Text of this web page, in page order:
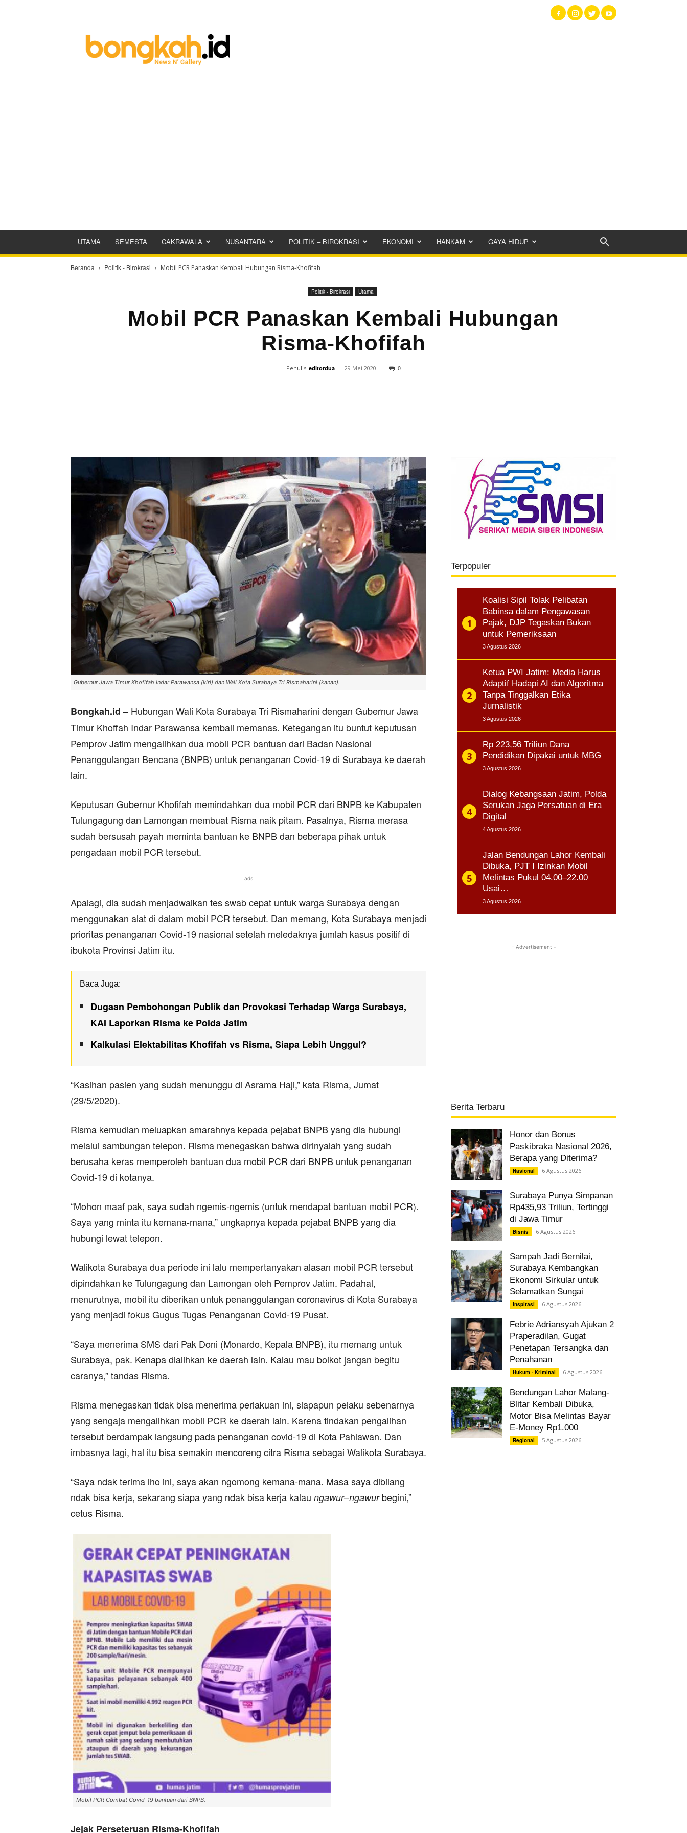
UTAMA SEMESTA CAKRAWALA NUSANTARA POLITIK – BIROKRASI EKONOMI HANKAM GAYA HIDUP
Beranda Politik - Birokrasi Mobil PCR Panaskan Kembali Hubungan Risma-Khofifah
Politik - Birokrasi Utama
Mobil PCR Panaskan Kembali Hubungan
Risma-Khofifah
Penulis editordua - 29 Mei 2020 0
Gubernur Jawa Timur Khofifah Indar Parawansa (kiri) dan Wali Kota Surabaya Tri Rismaharini (kanan).
Bongkah.id – Hubungan Wali Kota Surabaya Tri Rismaharini dengan Gubernur Jawa
Timur Khoffah Indar Parawansa kembali memanas. Ketegangan itu buntut keputusan
Pemprov Jatim mengalihkan dua mobil PCR bantuan dari Badan Nasional
Penanggulangan Bencana (BNPB) untuk penanganan Covid-19 di Surabaya ke daerah
lain.
Keputusan Gubernur Khofifah memindahkan dua mobil PCR dari BNPB ke Kabupaten
Tulungagung dan Lamongan membuat Risma naik pitam. Pasalnya, Risma merasa
sudah bersusah payah meminta bantuan ke BNPB dan beberapa pihak untuk
pengadaan mobil PCR tersebut.
ads
Apalagi, dia sudah menjadwalkan tes swab cepat untuk warga Surabaya dengan
menggunakan alat di dalam mobil PCR tersebut. Dan memang, Kota Surabaya menjadi
prioritas penanganan Covid-19 nasional setelah meledaknya jumlah kasus positif di
ibukota Provinsi Jatim itu.
Baca Juga:
Dugaan Pembohongan Publik dan Provokasi Terhadap Warga Surabaya,
KAI Laporkan Risma ke Polda Jatim
Kalkulasi Elektabilitas Khofifah vs Risma, Siapa Lebih Unggul?
“Kasihan pasien yang sudah menunggu di Asrama Haji,” kata Risma, Jumat
(29/5/2020).
Risma kemudian meluapkan amarahnya kepada pejabat BNPB yang dia hubungi
melalui sambungan telepon. Risma menegaskan bahwa dirinyalah yang sudah
berusaha keras memperoleh bantuan dua mobil PCR dari BNPB untuk penanganan
Covid-19 di kotanya.
“Mohon maaf pak, saya sudah ngemis-ngemis (untuk mendapat bantuan mobil PCR).
Saya yang minta itu kemana-mana,” ungkapnya kepada pejabat BNPB yang dia
hubungi lewat telepon.
Walikota Surabaya dua periode ini lalu mempertanyakan alasan mobil PCR tersebut
dipindahkan ke Tulungagung dan Lamongan oleh Pemprov Jatim. Padahal,
menurutnya, mobil itu diberikan untuk penanggulangan coronavirus di Kota Surabaya
yang menjadi fokus Gugus Tugas Penanganan Covid-19 Pusat.
“Saya menerima SMS dari Pak Doni (Monardo, Kepala BNPB), itu memang untuk
Surabaya, pak. Kenapa dialihkan ke daerah lain. Kalau mau boikot jangan begitu
caranya,” tandas Risma.
Risma menegaskan tidak bisa menerima perlakuan ini, siapapun pelaku sebenarnya
yang sengaja mengalihkan mobil PCR ke daerah lain. Karena tindakan pengalihan
tersebut berdampak langsung pada penanganan covid-19 di Kota Pahlawan. Dan
imbasnya lagi, hal itu bisa semakin mencoreng citra Risma sebagai Walikota Surabaya.
“Saya ndak terima lho ini, saya akan ngomong kemana-mana. Masa saya dibilang
ndak bisa kerja, sekarang siapa yang ndak bisa kerja kalau ngawur–ngawurbegini,”
cetus Risma.
Mobil PCR Combat Covid-19 bantuan dari BNPB.
Jejak Perseteruan Risma-Khofifah
Terpopuler
Koalisi Sipil Tolak Pelibatan
Babinsa dalam Pengawasan
Pajak, DJP Tegaskan Bukan
untuk Pemeriksaan
3 Agustus 2026
Ketua PWI Jatim: Media Harus
Adaptif Hadapi AI dan Algoritma
Tanpa Tinggalkan Etika
Jurnalistik
3 Agustus 2026
Rp 223,56 Triliun Dana
Pendidikan Dipakai untuk MBG
3 Agustus 2026
Dialog Kebangsaan Jatim, Polda
Serukan Jaga Persatuan di Era
Digital
4 Agustus 2026
Jalan Bendungan Lahor Kembali
Dibuka, PJT I Izinkan Mobil
Melintas Pukul 04.00–22.00
Usai…
3 Agustus 2026
- Advertisement -
Berita Terbaru
Honor dan Bonus
Paskibraka Nasional 2026,
Berapa yang Diterima?
Nasional 6 Agustus 2026
Surabaya Punya Simpanan
Rp435,93 Triliun, Tertinggi
di Jawa Timur
Bisnis 6 Agustus 2026
Sampah Jadi Bernilai,
Surabaya Kembangkan
Ekonomi Sirkular untuk
Selamatkan Sungai
Inspirasi 6 Agustus 2026
Febrie Adriansyah Ajukan 2
Praperadilan, Gugat
Penetapan Tersangka dan
Penahanan
Hukum - Kriminal 6 Agustus 2026
Bendungan Lahor Malang-
Blitar Kembali Dibuka,
Motor Bisa Melintas Bayar
E-Money Rp1.000
Regional 5 Agustus 2026